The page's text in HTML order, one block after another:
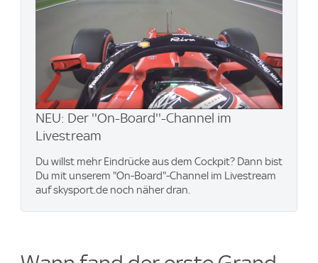
NEU: Der ''On-Board''-Channel im
Livestream
Du willst mehr Eindrücke aus dem Cockpit? Dann bist
Du mit unserem "On-Board"-Channel im Livestream
auf skysport.de noch näher dran.